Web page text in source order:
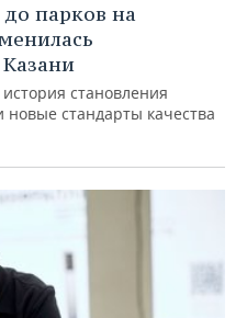
парков на
Казани
становления
новые стандарты качества